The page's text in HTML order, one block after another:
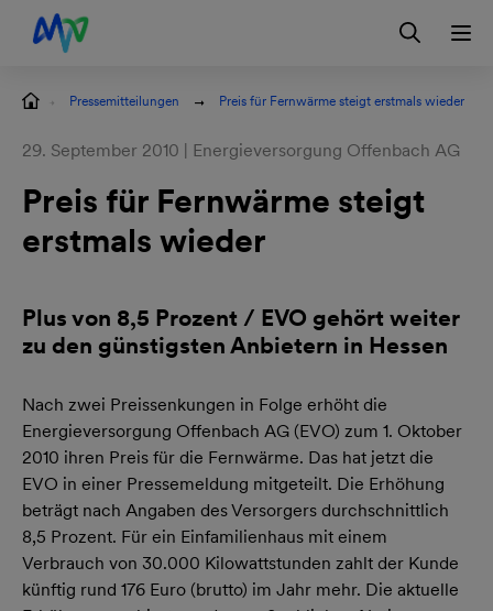
Zur Hauptnavigation springen
Zum Hauptinhalt springen
Zur Footernavigation springen
Kontakt EN Login
Pressemitteilungen Preis für Fernwärme steigt erstmals wieder
29. September 2010 | Energieversorgung Offenbach AG
Preis für Fernwärme steigt
erstmals wieder
Plus von 8,5 Prozent / EVO gehört weiter
zu den günstigsten Anbietern in Hessen
Nach zwei Preissenkungen in Folge erhöht die
Energieversorgung Offenbach AG (EVO) zum 1. Oktober
2010 ihren Preis für die Fernwärme. Das hat jetzt die
EVO in einer Pressemeldung mitgeteilt. Die Erhöhung
beträgt nach Angaben des Versorgers durchschnittlich
8,5 Prozent. Für ein Einfamilienhaus mit einem
Verbrauch von 30.000 Kilowattstunden zahlt der Kunde
künftig rund 176 Euro (brutto) im Jahr mehr. Die aktuelle